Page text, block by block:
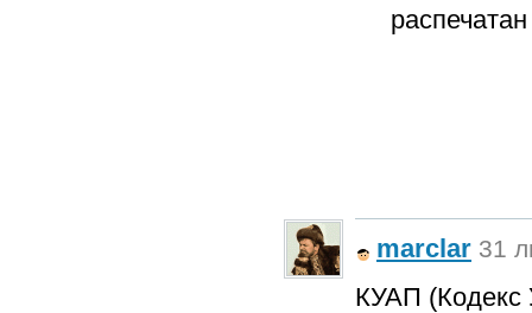
marclar 31
КУАП (Кодекс